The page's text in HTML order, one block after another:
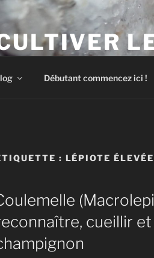
Débutant commencez ici !
: LÉPIOTE ÉLEVÉE
cueillir